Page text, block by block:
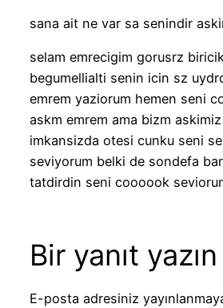
sana ait ne var sa senindir
selam emrecigim gorusrz
begumellialti senin icin sz
emrem yaziorum hemen seni
askm emrem ama bizm
imkansizda otesi cunku seni
seviyorum belki de sondefa
tatdirdin seni coooook
Bir yanıt yazın
E-posta adresiniz